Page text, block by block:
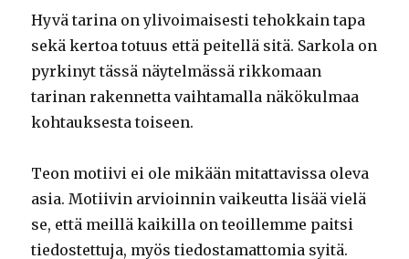
Hyvä tarina on ylivoimaisesti tehokkain tapa
sekä kertoa totuus että peitellä sitä. Sarkola on
pyrkinyt tässä näytelmässä rikkomaan
tarinan rakennetta vaihtamalla näkökulmaa
kohtauksesta toiseen.
Teon motiivi ei ole mikään mitattavissa oleva
asia. Motiivin arvioinnin vaikeutta lisää vielä
se, että meillä kaikilla on teoillemme paitsi
tiedostettuja, myös tiedostamattomia syitä.